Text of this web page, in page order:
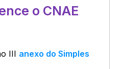
o CNAE
III anexo do Simples